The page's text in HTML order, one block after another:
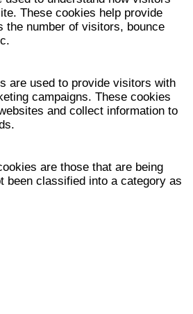
These cookies help provide
the number of visitors, bounce
are used to provide visitors with
campaigns. These cookies
and collect information to
are those that are being
been classified into a category as